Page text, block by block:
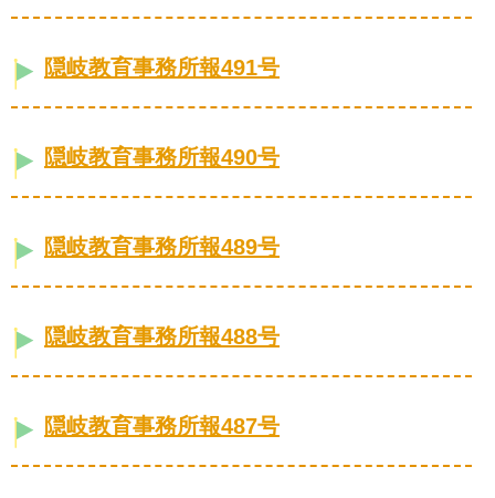
隠岐教育事務所報491号
隠岐教育事務所報490号
隠岐教育事務所報489号
隠岐教育事務所報488号
隠岐教育事務所報487号